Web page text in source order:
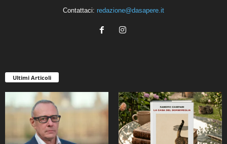
Contattaci: redazione@dasapere.it
Ultimi Articoli